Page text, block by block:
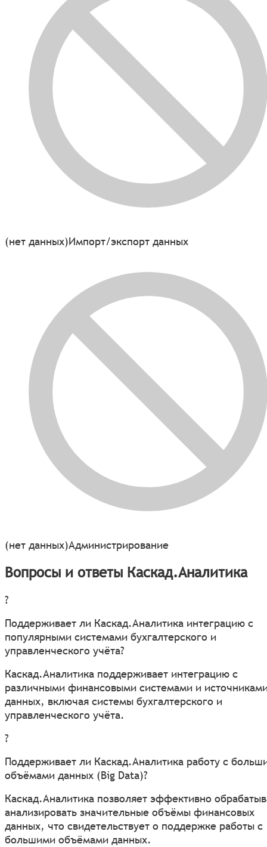
(нет данных)Импорт/экспорт данных
(нет данных)Администрирование
Вопросы и ответы Каскад.Аналитика
?
Поддерживает ли Каскад.Аналитика интеграцию с
популярными системами бухгалтерского и
управленческого учёта?
Каскад.Аналитика поддерживает интеграцию с
различными финансовыми системами и
данных, включая системы бухгалтерского и
управленческого учёта.
?
Поддерживает ли Каскад.Аналитика работу с
объёмами данных (Big Data)?
Каскад.Аналитика позволяет эффективно
анализировать значительные объёмы финансовых
данных, что свидетельствует о поддержке работы с
большими объёмами данных.